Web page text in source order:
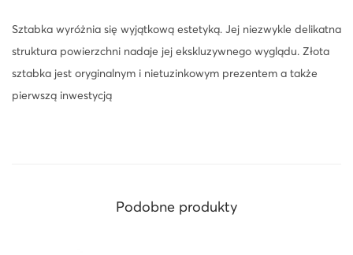
Sztabka wyróżnia się wyjątkową estetyką. Jej niezwykle delikatna
struktura powierzchni nadaje jej ekskluzywnego wyglądu. Złota
sztabka jest oryginalnym i nietuzinkowym prezentem a także
pierwszą inwestycją
Podobne produkty